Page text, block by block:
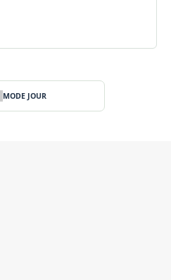
MODE JOUR